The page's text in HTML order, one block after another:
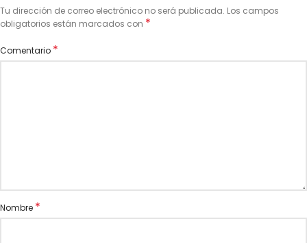
Tu dirección de correo electrónico no será publicada. Los campos
obligatorios están marcados con *
Comentario *
Nombre *